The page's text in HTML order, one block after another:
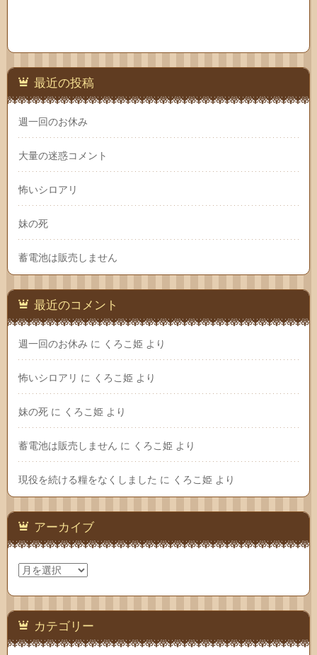
最近の投稿
週一回のお休み
大量の迷惑コメント
怖いシロアリ
妹の死
蓄電池は販売しません
最近のコメント
週一回のお休み に くろこ姫 より
怖いシロアリ に くろこ姫 より
妹の死 に くろこ姫 より
蓄電池は販売しません に くろこ姫 より
現役を続ける糧をなくしました に くろこ姫 より
アーカイブ
ア
ー
カ
イ
ブ カテゴリー